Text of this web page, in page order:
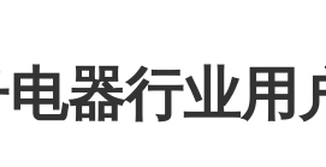
器行业用